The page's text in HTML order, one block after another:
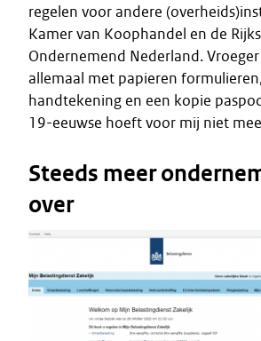
regelen voor andere
Kamer van Koophandel en de
Ondernemend Nederland.
allemaal met papieren
handtekening en een kopie
19-eeuwse hoeft voor mij niet
Steeds meer
over